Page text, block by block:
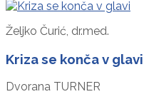
Željko Čurić, dr.med.
Kriza se konča v glavi
Dvorana TURNER